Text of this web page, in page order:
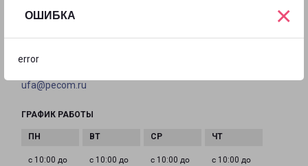
ОШИБКА
error
×
8(347) 293-41-22
ufa@pecom.ru
ГРАФИК РАБОТЫ
с 10:00 до
с 10:00 до
с 10:00 до
с 10:00 до